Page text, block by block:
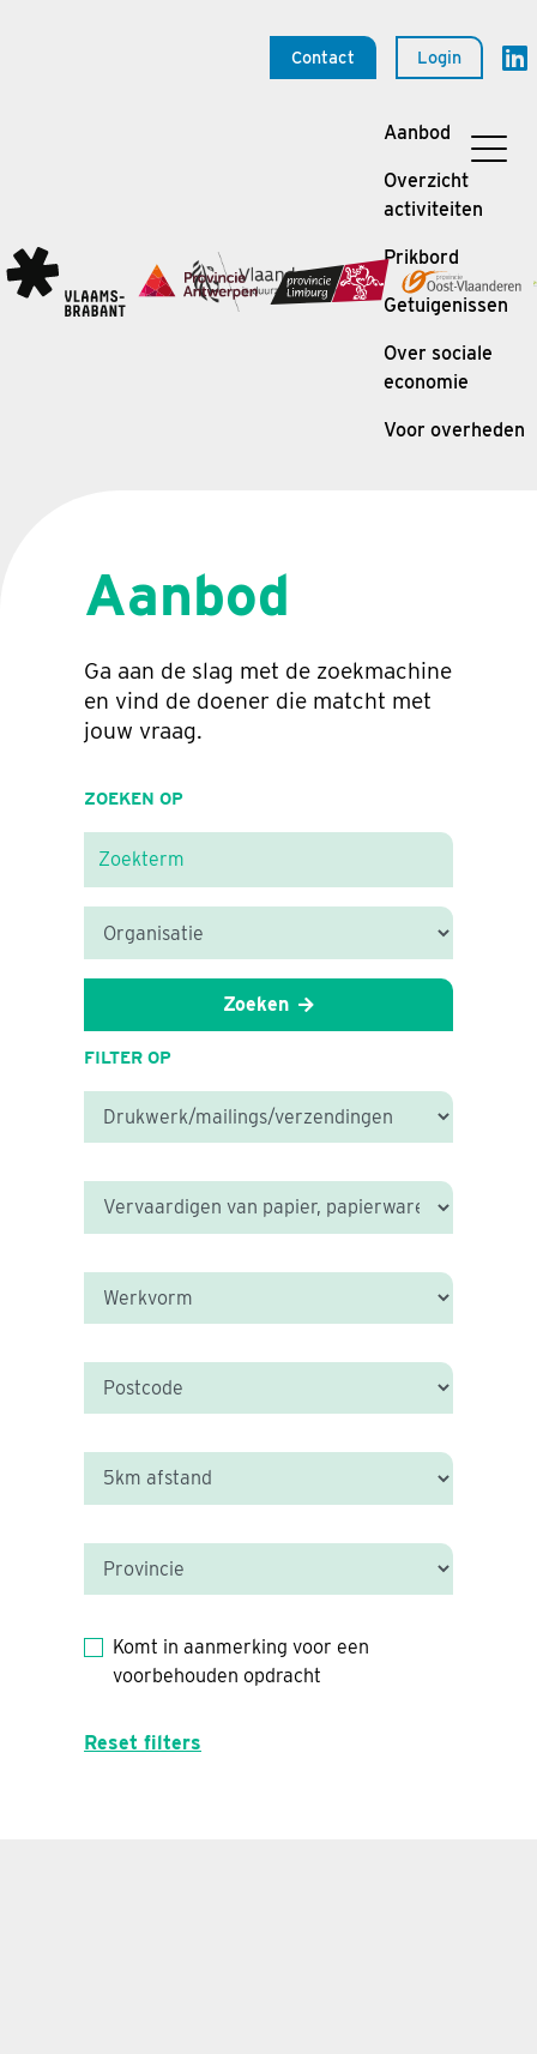
Contact Login
Aanbod
Overzicht
activiteiten
Prikbord
Getuigenissen
Over sociale
economie
Voor overheden
Aanbod
Ga aan de slag met de zoekmachine
en vind de doener die matcht met
jouw vraag.
ZOEKEN OP
Zoeken
FILTER OP
Komt in aanmerking voor een
voorbehouden opdracht
Reset filters